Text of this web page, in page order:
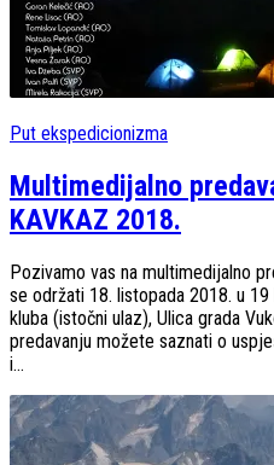
Put ekspedicionizma
Multimedijalno
KAVKAZ 2018.
Pozivamo vas na multimedijalno
se održati 18. listopada 2018. u
kluba (istočni ulaz), Ulica grada
predavanju možete saznati o
i...